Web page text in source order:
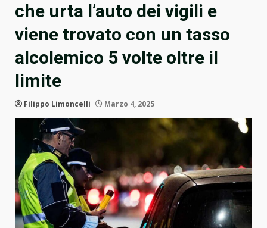
che urta l’auto dei vigili e
viene trovato con un tasso
alcolemico 5 volte oltre il
limite
Filippo Limoncelli Marzo 4, 2025